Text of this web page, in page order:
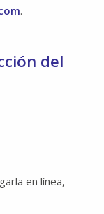
.
del
en línea,